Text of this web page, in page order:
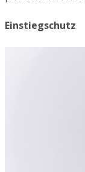
Einstiegschutz